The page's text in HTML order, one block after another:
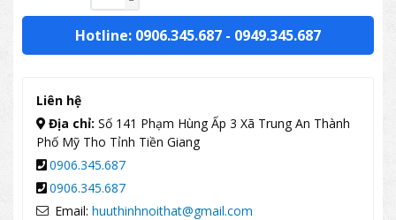
Hotline: 0906.345.687 - 0949.345.687
Liên hệ
Địa chỉ: Số 141 Phạm Hùng Ấp 3 Xã Trung An Thành
Phố Mỹ Tho Tỉnh Tiền Giang
0906.345.687
0906.345.687
Email: huuthinhnoithat@gmail.com